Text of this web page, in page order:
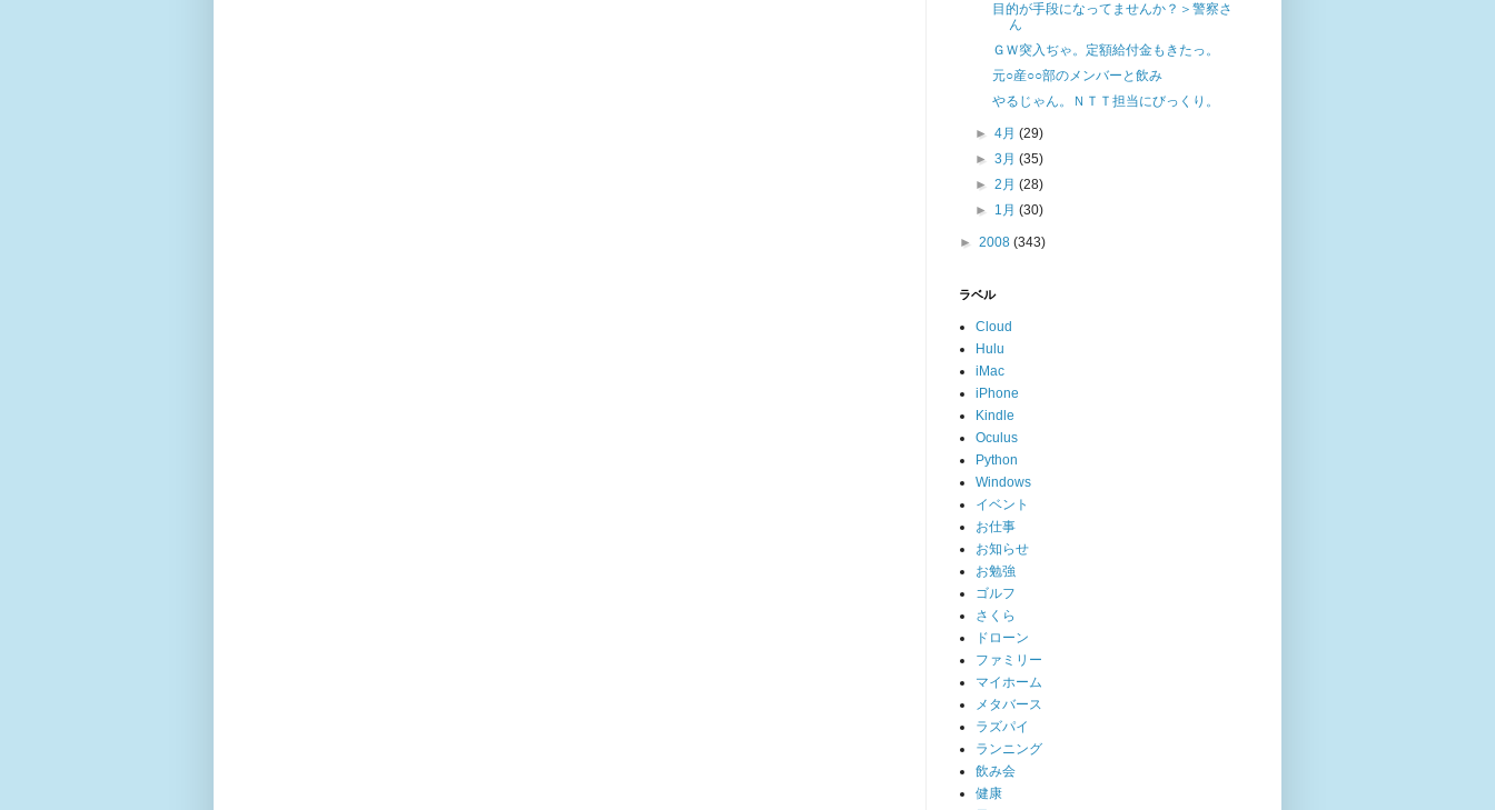
目的が手段になってませんか？＞警察さ
ん
ＧＷ突入ぢゃ。定額給付金もきたっ。
元○産○○部のメンバーと飲み
やるじゃん。ＮＴＴ担当にびっくり。
►4月(29)
►3月(35)
►2月(28)
► 1月(30)
► 2008 (343)
ラベル
Cloud
Hulu
iMac
iPhone
Kindle
Oculus
Python
Windows
イベント
お仕事
お知らせ
お勉強
ゴルフ
さくら
ドローン
ファミリー
マイホーム
メタバース
ラズパイ
ランニング
飲み会
健康